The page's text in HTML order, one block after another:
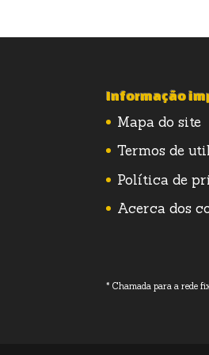
Informação
Mapa do site
Termos de
Política de
Acerca dos
* Chamada para a rede